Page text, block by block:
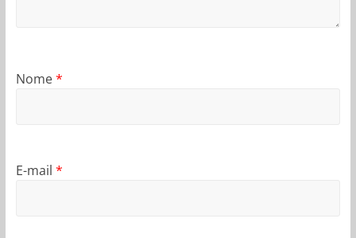
Nome*
E-mail *